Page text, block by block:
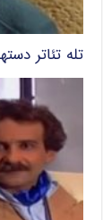
تله تئاتر